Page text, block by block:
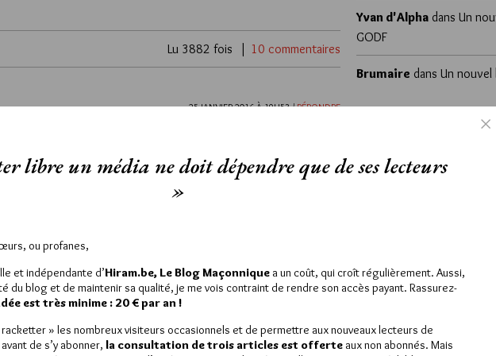
10 commentaires
Lu 3882 fois
25 JANVIER 2016 À 19H53 / RÉPONDRE
Mr Van Win , je cherchais des éléments sur le libertinage et les
; ce fut plus facile pour celle sur jean Théophile désaguliers …
ci !!! fraternités …
SADE ?
Macon lol il dénonçait les orgies sexuelles syphiliques et
de Sade brodait a son epoque il parlait ecrivait beaucoup mais il
lisez ces livres vous comprendrez très vite :o)
Le Marquis de Sade :o)
3 SEPTEMBRE 2011 À 12H36 / RÉPONDRE
Yvan d'Alpha dans Un
GODF
Brumaire dans Un nouvel
libre un média ne doit dépendre que de ses lecteurs
»
ou profanes,
et indépendante d’Hiram.be, Le Blog Maçonnique a un coût, qui croît régulièrement. Aussi,
du blog et de maintenir sa qualité, je me vois contraint de rendre son accès payant. Rassurez-
est très minime : 20 € par an !
racketter » les nombreux visiteurs occasionnels et de permettre aux nouveaux lecteurs de
de s’y abonner, la consultation de trois articles est offerte aux non abonnés. Mais